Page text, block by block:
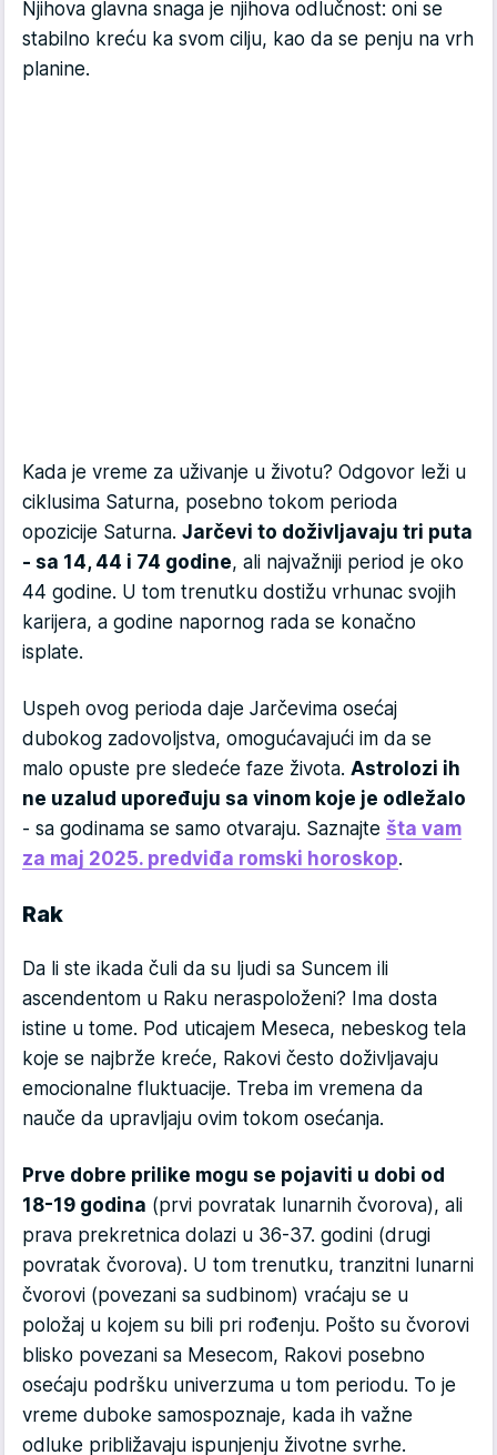
Njihova glavna snaga je njihova odlučnost: oni se
stabilno kreću ka svom cilju, kao da se penju na vrh
planine.
Kada je vreme za uživanje u životu? Odgovor leži u
ciklusima Saturna, posebno tokom perioda
opozicije Saturna. Jarčevi to doživljavaju tri puta
- sa 14, 44 i 74 godine, ali najvažniji period je oko
44 godine. U tom trenutku dostižu vrhunac svojih
karijera, a godine napornog rada se konačno
isplate.
Uspeh ovog perioda daje Jarčevima osećaj
dubokog zadovoljstva, omogućavajući im da se
malo opuste pre sledeće faze života. Astrolozi ih
ne uzalud upoređuju sa vinom koje je odležalo
- sa godinama se samo otvaraju. Saznajte šta vam
za maj 2025. predviđa romski horoskop.
Rak
Da li ste ikada čuli da su ljudi sa Suncem ili
ascendentom u Raku neraspoloženi? Ima dosta
istine u tome. Pod uticajem Meseca, nebeskog tela
koje se najbrže kreće, Rakovi često doživljavaju
emocionalne fluktuacije. Treba im vremena da
nauče da upravljaju ovim tokom osećanja.
Prve dobre prilike mogu se pojaviti u dobi od
18-19 godina (prvi povratak lunarnih čvorova), ali
prava prekretnica dolazi u 36-37. godini (drugi
povratak čvorova). U tom trenutku, tranzitni lunarni
čvorovi (povezani sa sudbinom) vraćaju se u
položaj u kojem su bili pri rođenju. Pošto su čvorovi
blisko povezani sa Mesecom, Rakovi posebno
osećaju podršku univerzuma u ​​tom periodu. To je
vreme duboke samospoznaje, kada ih važne
odluke približavaju ispunjenju životne svrhe.